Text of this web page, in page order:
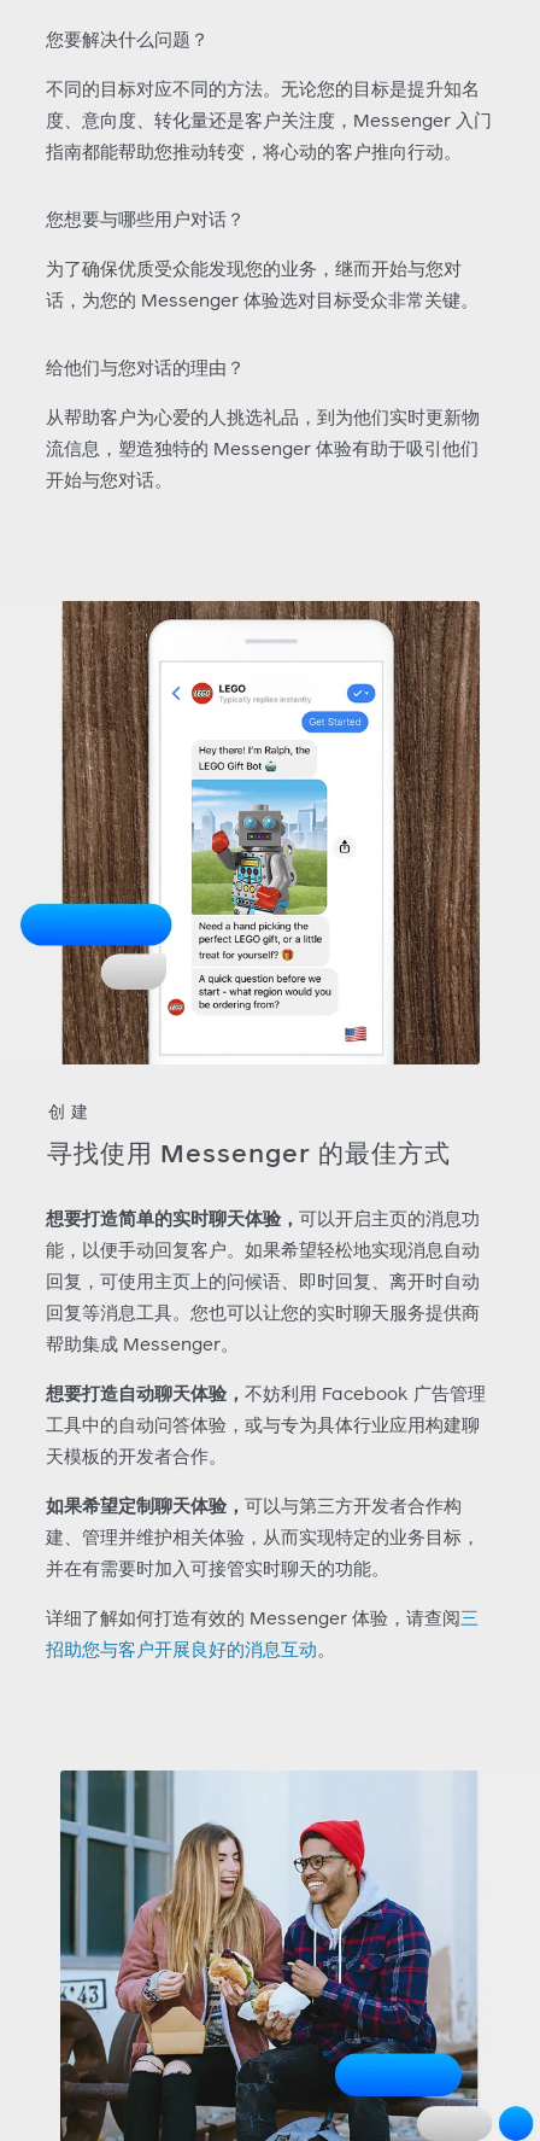
您要解决什么问题？
不同的目标对应不同的方法。无论您的目标是提升知名
度、意向度、转化量还是客户关注度，Messenger 入门
指南都能帮助您推动转变，将心动的客户推向行动。
您想要与哪些用户对话？
为了确保优质受众能发现您的业务，继而开始与您对
话，为您的 Messenger 体验选对目标受众非常关键。
给他们与您对话的理由？
从帮助客户为心爱的人挑选礼品，到为他们实时更新物
流信息，塑造独特的 Messenger 体验有助于吸引他们
开始与您对话。
创建
寻找使用 Messenger 的最佳方式
想要打造简单的实时聊天体验， 可以开启主页的消息功
能，以便手动回复客户。如果希望轻松地实现消息自动
回复，可使用主页上的问候语、即时回复、离开时自动
回复等消息工具。您也可以让您的实时聊天服务提供商
帮助集成 Messenger。
想要打造自动聊天体验， 不妨利用 Facebook 广告管理
工具中的自动问答体验，或与专为具体行业应用构建聊
天模板的开发者合作。
如果希望定制聊天体验， 可以与第三方开发者合作构
建、管理并维护相关体验，从而实现特定的业务目标，
并在有需要时加入可接管实时聊天的功能。
详细了解如何打造有效的 Messenger 体验，请查阅三
招助您与客户开展良好的消息互动。